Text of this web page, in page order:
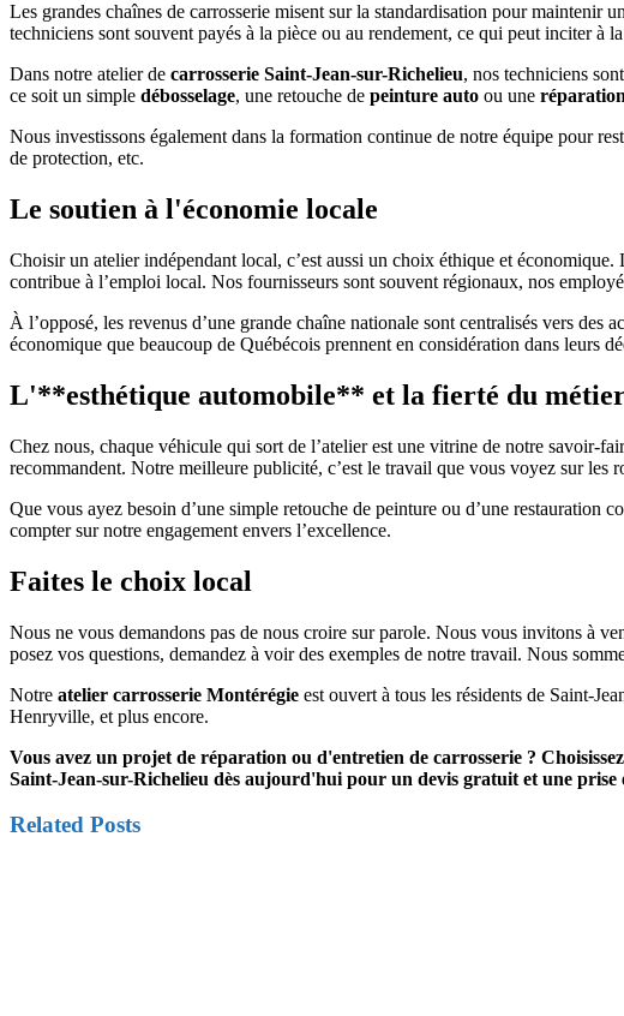
Les grandes chaînes de carrosserie misent sur la standardisation pour maintenir
techniciens sont souvent payés à la pièce ou au rendement, ce qui peut inciter à
Dans notre atelier de carrosserie Saint-Jean-sur-Richelieu, nos techniciens
ce soit un simple débosselage, une retouche de peinture auto ou une
Nous investissons également dans la formation continue de notre équipe pour
de protection, etc.
Le soutien à l'économie locale
Choisir un atelier indépendant local, c’est aussi un choix éthique et
contribue à l’emploi local. Nos fournisseurs sont souvent régionaux, nos
À l’opposé, les revenus d’une grande chaîne nationale sont centralisés vers des
économique que beaucoup de Québécois prennent en considération dans leurs
L'**esthétique automobile** et la fierté du
Chez nous, chaque véhicule qui sort de l’atelier est une vitrine de notre savoir-
recommandent. Notre meilleure publicité, c’est le travail que vous voyez sur les
Que vous ayez besoin d’une simple retouche de peinture ou d’une restauration
compter sur notre engagement envers l’excellence.
Faites le choix local
Nous ne vous demandons pas de nous croire sur parole. Nous vous invitons à
posez vos questions, demandez à voir des exemples de notre travail. Nous
Notre atelier carrosserie Montérégie est ouvert à tous les résidents de Saint-
Henryville, et plus encore.
Vous avez un projet de réparation ou d'entretien de carrosserie ?
Saint-Jean-sur-Richelieu dès aujourd'hui pour un devis gratuit et une
Related Posts